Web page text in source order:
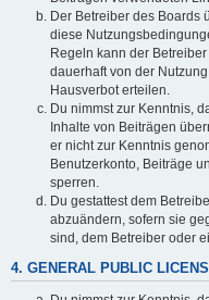
Der Betreiber des Boards
diese
Regeln kann der
dauerhaft von der
Hausverbot erteilen.
Du nimmst zur Kenntnis,
Inhalte von Beiträgen
er nicht zur Kenntnis
Benutzerkonto, Beiträge
sperren.
Du gestattest dem
abzuändern, sofern sie
sind, dem Betreiber oder
4. GENERAL PUBLIC